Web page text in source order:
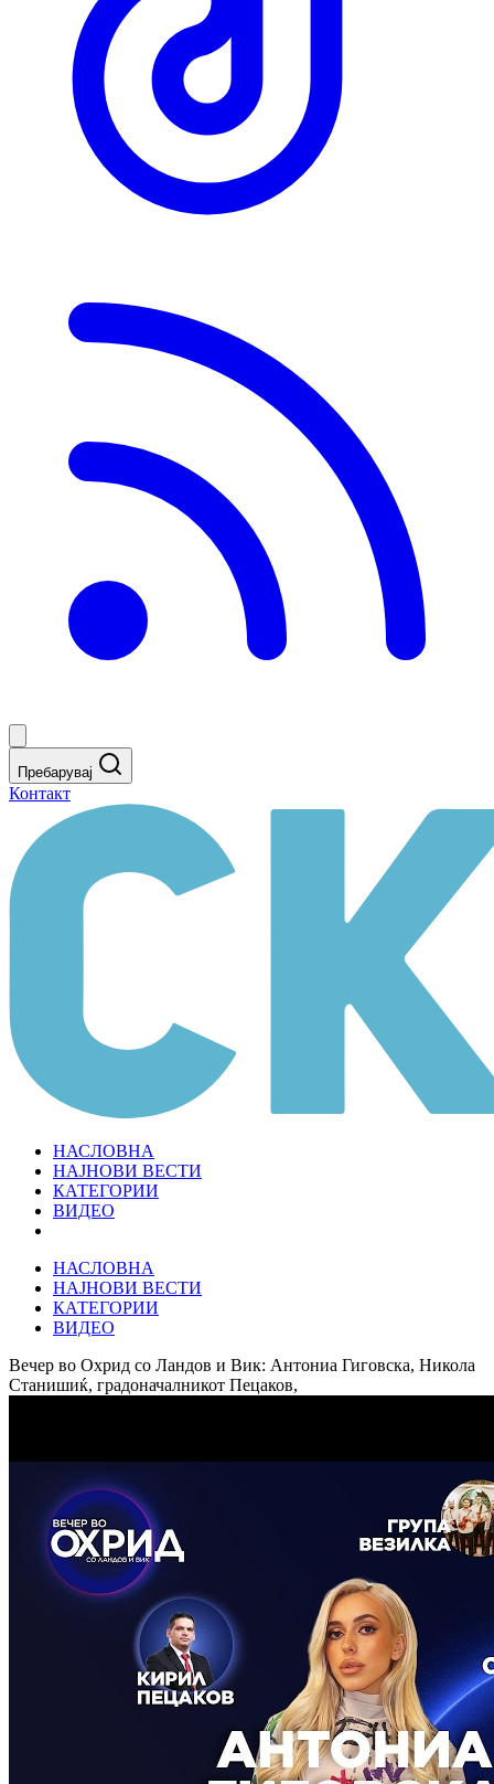
Пребарувај
Контакт
НАСЛОВНА
НАЈНОВИ ВЕСТИ
КАТЕГОРИИ
ВИДЕО
НАСЛОВНА
НАЈНОВИ ВЕСТИ
КАТЕГОРИИ
ВИДЕО
Вечер во Охрид со Ландов и Вик: Антониа Гиговска, Никола
Станишиќ, градоначалникот Пецаков,